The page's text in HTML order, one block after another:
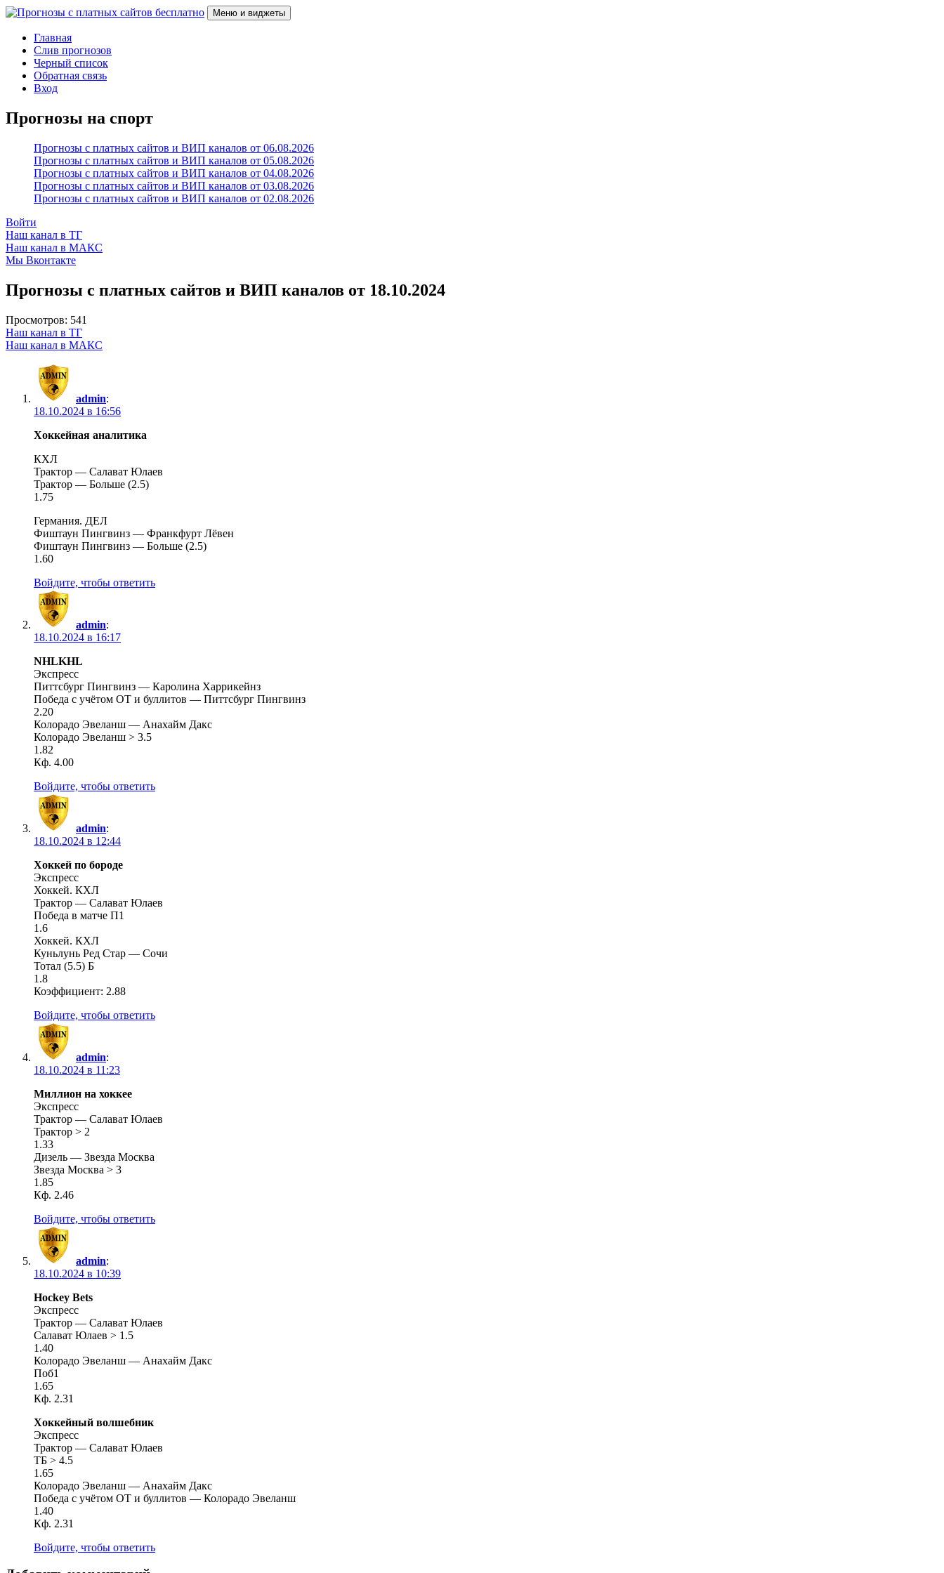
Перейти
содержимому
Прогнозы с платных сайтов бесплатно
Слив прогнозов с платных VIP каналов
Меню и виджеты
Главная
Слив прогнозов
Черный список
Обратная связь
Вход
Прогнозы на спорт
Прогнозы с платных сайтов и ВИП каналов от 06.08.2026
Прогнозы с платных сайтов и ВИП каналов от 05.08.2026
Прогнозы с платных сайтов и ВИП каналов от 04.08.2026
Прогнозы с платных сайтов и ВИП каналов от 03.08.2026
Прогнозы с платных сайтов и ВИП каналов от 02.08.2026
Войти
Наш канал в ТГ
Наш канал в МАКС
Мы Вконтакте
Прогнозы с платных сайтов и ВИП каналов от 18.10.2024
Просмотров: 541
Наш канал в ТГ
Наш канал в МАКС
admin:
18.10.2024 в 16:56
Хоккейная аналитика
КХЛ
Трактор — Салават Юлаев
Трактор — Больше (2.5)
1.75
Германия. ДЕЛ
Фиштаун Пингвинз — Франкфурт Лёвен
Фиштаун Пингвинз — Больше (2.5)
1.60
Войдите, чтобы ответить
admin:
18.10.2024 в 16:17
NHLKHL
Экспресс
Питтсбург Пингвинз — Каролина Харрикейнз
Победа с учётом ОТ и буллитов — Питтсбург Пингвинз
2.20
Колорадо Эвеланш — Анахайм Дакс
Колорадо Эвеланш > 3.5
1.82
Кф. 4.00
Войдите, чтобы ответить
admin:
18.10.2024 в 12:44
Хоккей по бороде
Экспресс
Хоккей. КХЛ
Трактор — Салават Юлаев
Победа в матче П1
1.6
Хоккей. КХЛ
Куньлунь Ред Стар — Сочи
Тотал (5.5) Б
1.8
Коэффициент: 2.88
Войдите, чтобы ответить
admin:
18.10.2024 в 11:23
Миллион на хоккее
Экспресс
Трактор — Салават Юлаев
Трактор > 2
1.33
Дизель — Звезда Москва
Звезда Москва > 3
1.85
Кф. 2.46
Войдите, чтобы ответить
admin:
18.10.2024 в 10:39
Hockey Bets
Экспресс
Трактор — Салават Юлаев
Салават Юлаев > 1.5
1.40
Колорадо Эвеланш — Анахайм Дакс
Поб1
1.65
Кф. 2.31
Хоккейный волшебник
Экспресс
Трактор — Салават Юлаев
ТБ > 4.5
1.65
Колорадо Эвеланш — Анахайм Дакс
Победа с учётом ОТ и буллитов — Колорадо Эвеланш
1.40
Кф. 2.31
Войдите, чтобы ответить